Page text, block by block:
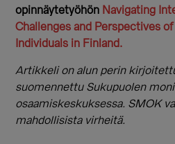
opinnäytetyöhön Navigating
Challenges and Perspectives
Individuals in Finland.
Artikkeli on alun perin
suomennettu Sukupuolen
osaamiskeskuksessa. SMOK
mahdollisista virheitä.